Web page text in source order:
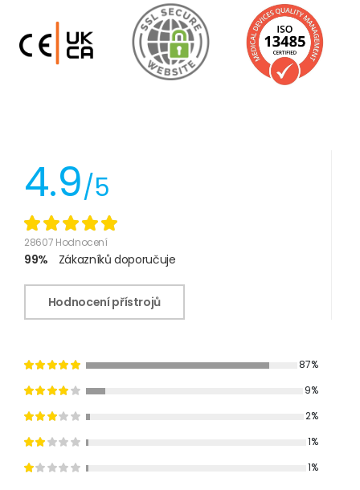
4.9/5
28607 Hodnocení
99% Zákazníků doporučuje
Hodnocení přístrojů
87%
9%
2%
1%
1%